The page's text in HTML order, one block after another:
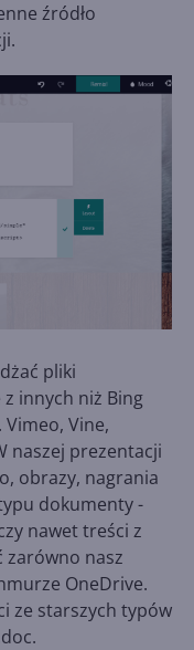
źródło
pliki
innych niż Bing
Vimeo, Vine,
naszej prezentacji
obrazy, nagrania
dokumenty -
nawet treści z
zarówno nasz
OneDrive.
ze starszych typów